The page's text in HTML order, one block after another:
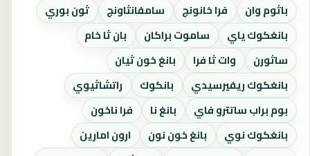
باثوم وان
فرا خانونج سامفانثاونج
ثون بوري
بانغكوك ياي
ساموت براكان
بان ثا خام
ساثورن
وات ثا فرا
بانغ خون ثيان
بانغكوك ريفيرسيدي
بانكوك
راتشاثيوي
بوم براب ساتترو فاي
بانغ نا
فرا ناخون
بانغكوك نوي
بانغ خون نون
ارون امارين